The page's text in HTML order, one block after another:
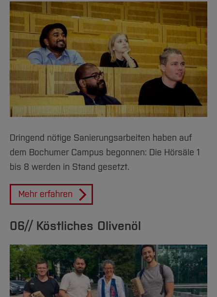
Dringend nötige Sanierungsarbeiten haben auf
dem Bochumer Campus begonnen: Die Hörsäle 1
bis 8 werden in Stand gesetzt.
Mehr erfahren
06// Köstliches Olivenöl